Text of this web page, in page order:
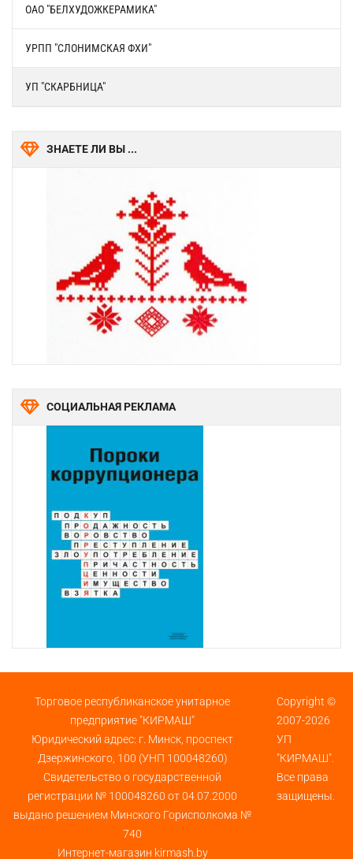
ОАО "БЕЛХУДОЖКЕРАМИКА"
УРПП "СЛОНИМСКАЯ ФХИ"
УП "СКАРБНИЦА"
ЗНАЕТЕ ЛИ ВЫ ...
СОЦИАЛЬНАЯ РЕКЛАМА
Торговое республиканское унитарное
предприятие "КИРМАШ"
Юридический адрес: г. Минск, проспект
Дзержинского, 100 (УНП 100048260)
Свидетельство о государственной
регистрации № 100048260 от 04.07.2000
выдано решением Минского Горисполкома №
740
Интернет-магазин kirmash.by
Copyright ©
2007-2026
УП
"КИРМАШ".
Все права
защищены.